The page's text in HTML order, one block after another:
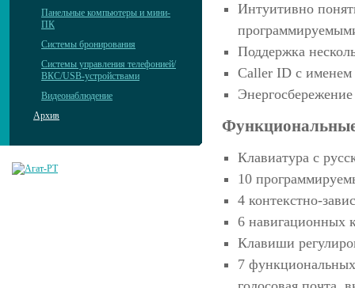
Панельные компьютеры и мини-
ПК
Системы бронирования
Системы управления телефонией/
ВКС/USB-устройствами
Видеонаблюдение
Архив
Интуитивно
Поддержка
Caller ID с
Энергосбережение
Клавиатура с
10
4 контекстно-
6 навигационных
Клавиши
7